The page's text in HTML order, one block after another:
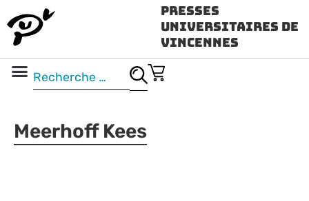
Presses
Universitaires de
Vincennes
Meerhoff Kees